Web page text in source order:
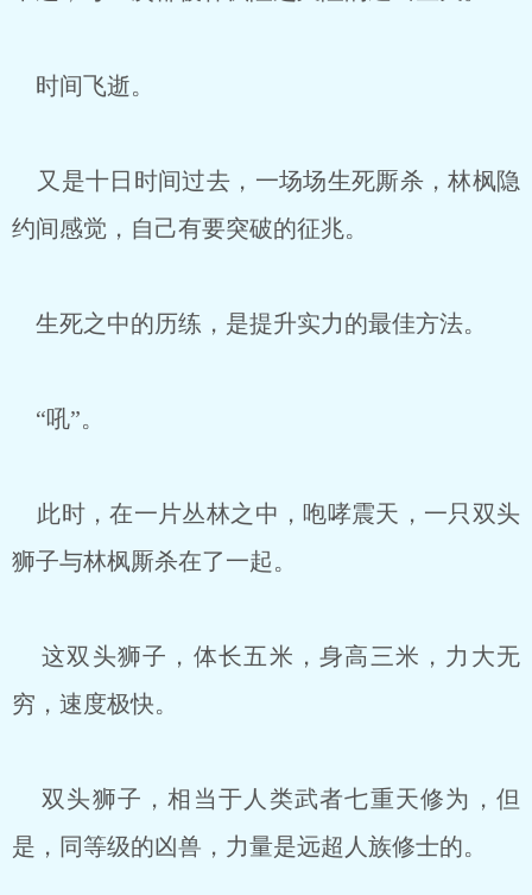
时间飞逝。
又是十日时间过去，一场场生死厮杀，林枫隐
约间感觉，自己有要突破的征兆。
生死之中的历练，是提升实力的最佳方法。
“吼”。
此时，在一片丛林之中，咆哮震天，一只双头
狮子与林枫厮杀在了一起。
这双头狮子，体长五米，身高三米，力大无
穷，速度极快。
双头狮子，相当于人类武者七重天修为，但
是，同等级的凶兽，力量是远超人族修士的。